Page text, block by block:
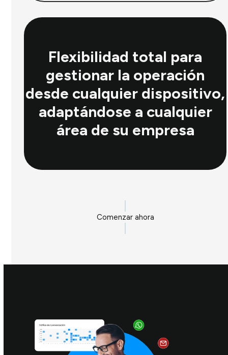
Flexibilidad total para
gestionar la operación
desde cualquier dispositivo,
adaptándose a cualquier
área de su empresa
Comenzar ahora